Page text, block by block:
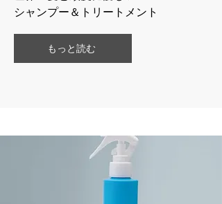
​シャンプー＆トリートメント
もっと読む